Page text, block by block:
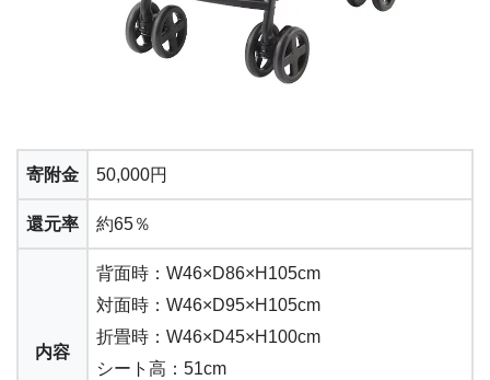
寄附金 50,000円
還元率 約65％
内容
背面時：W46×D86×H105cm
対面時：W46×D95×H105cm
折畳時：W46×D45×H100cm
シート高：51cm